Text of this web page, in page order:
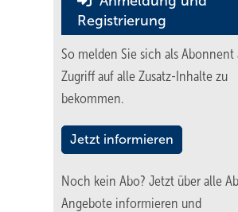
Registrierung
So melden Sie sich als Abonnent
Zugriff auf alle Zusatz-Inhalte zu
bekommen.
Jetzt informieren
Noch kein Abo? Jetzt über alle
Angebote informieren und